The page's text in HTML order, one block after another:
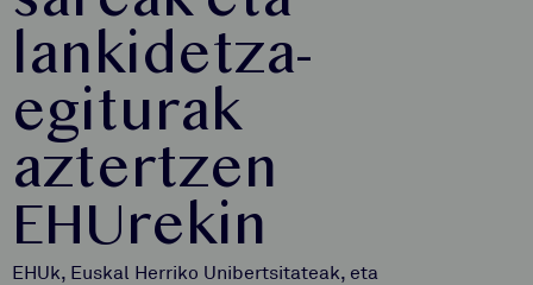
lankidetza-
egiturak
aztertzen
EHUrekin
EHUk, Euskal Herriko Unibertsitateak, eta